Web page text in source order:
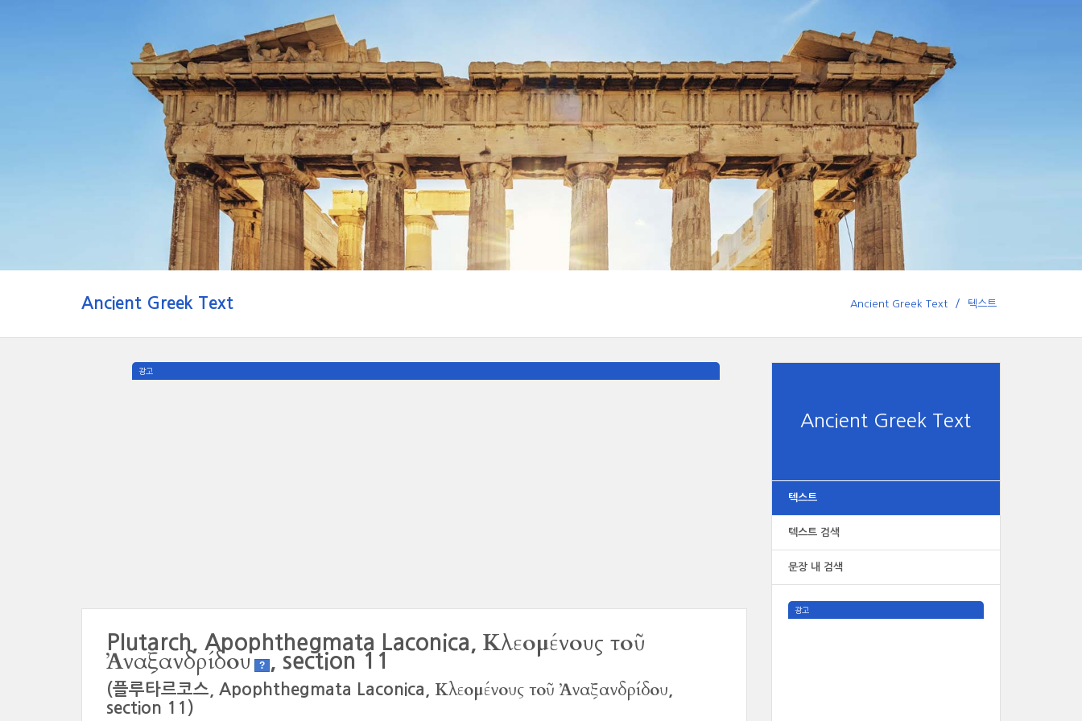
Ancient Greek Text Ancient Greek Text 텍스트
Ancient Greek Text
텍스트
텍스트 검색
문장 내 검색
광고
광고
Plutarch, Apophthegmata Laconica, Κλεομένους τοῦ
Ἀναξανδρίδου ? , section 11
(플루타르코스, Apophthegmata Laconica, Κλεομένους τοῦ Ἀναξανδρίδου
section 11)